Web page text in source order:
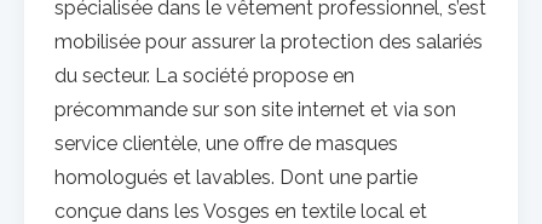
spécialisée dans le vêtement professionnel, s’est
mobilisée pour assurer la protection des salariés
du secteur. La société propose en
précommande sur son site internet et via son
service clientèle, une offre de masques
homologués et lavables. Dont une partie
conçue dans les Vosges en textile local et